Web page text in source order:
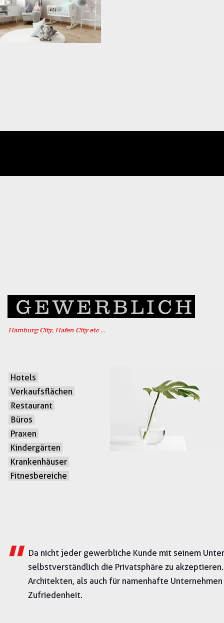
GEWERBLICH
Hotels
Verkaufsflächen
Restaurant
Büros
Praxen
Kindergärten
Krankenhäuser
Fitnesbereiche
Hamburg City, Hafen City etc ...
Da nicht jeder gewerbliche Kunde mit seinem
selbstverständlich die Privatsphäre zu
Architekten, als auch für namenhafte
Zufriedenheit.
"